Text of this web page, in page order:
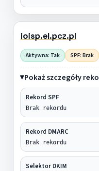
ioisp.el.pcz.pl
Aktywna: Tak SPF: Brak
Pokaż szczegóły
Rekord SPF
Brak rekordu
Rekord DMARC
Brak rekordu
Selektor DKIM